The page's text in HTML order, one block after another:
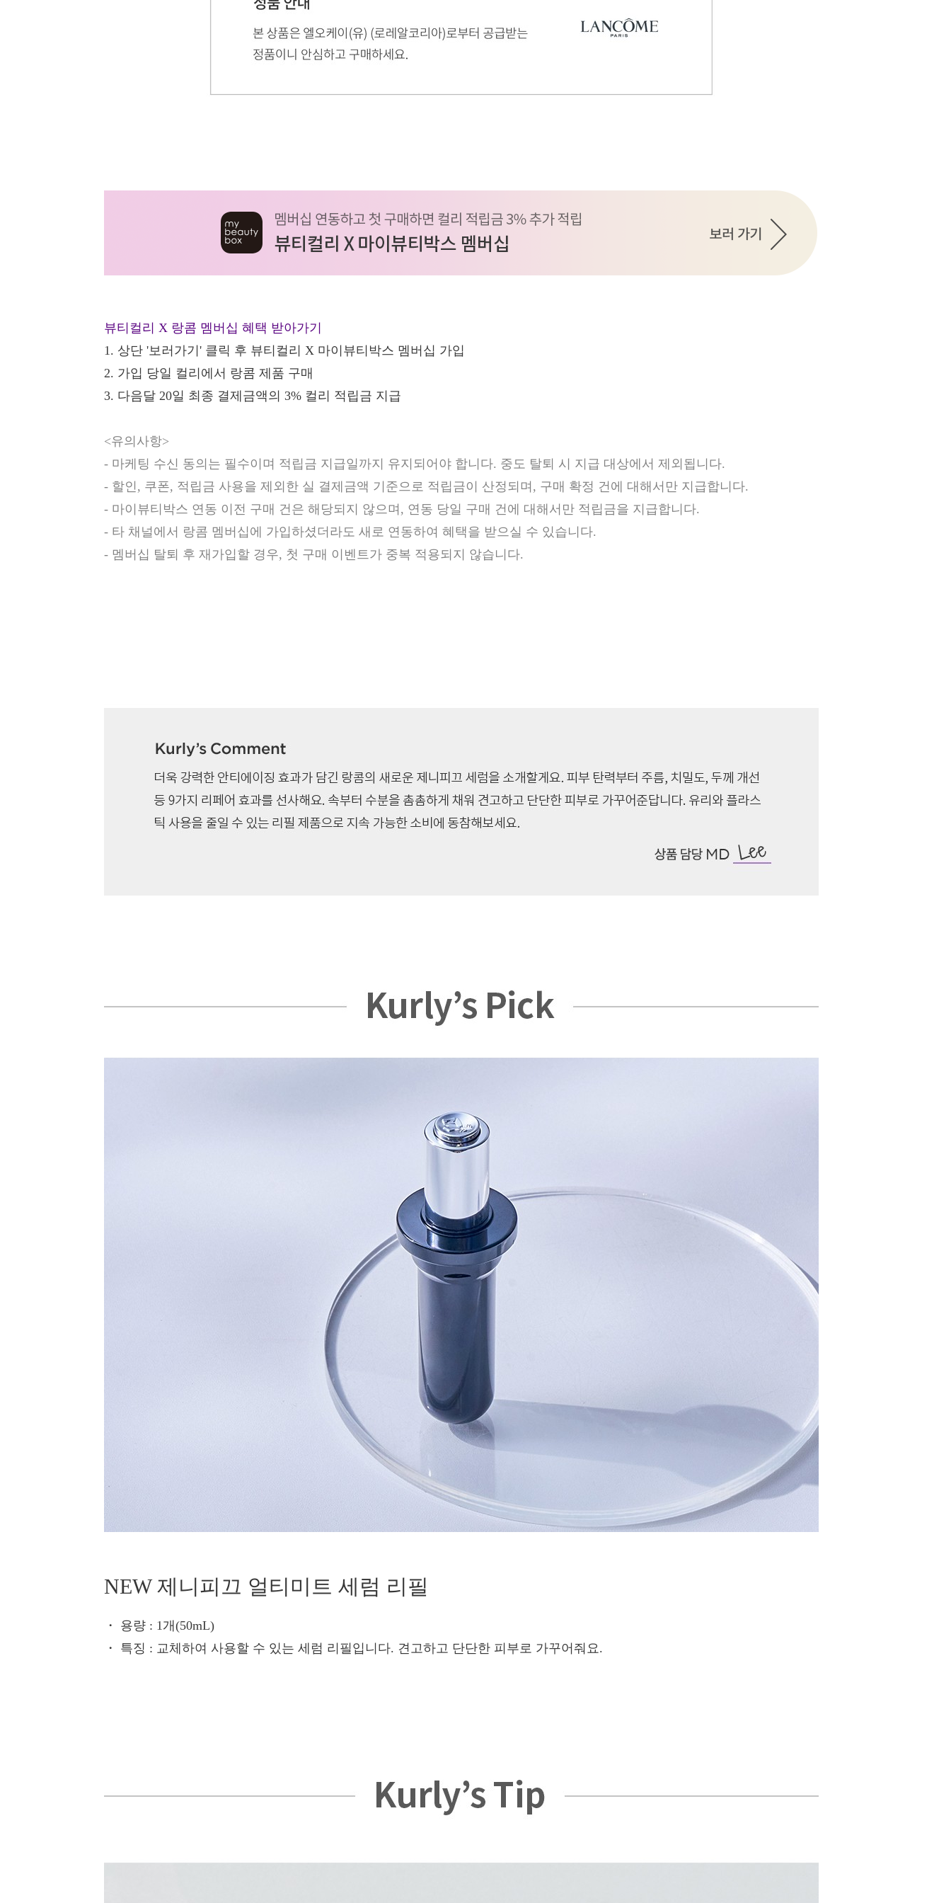
뷰티컬리 X 랑콤 멤버십 혜택 받아가기
1. 상단 '보러가기' 클릭 후 뷰티컬리 X 마이뷰티박스 멤버십 가입
2. 가입 당일 컬리에서 랑콤 제품 구매
3. 다음달 20일 최종 결제금액의 3% 컬리 적립금 지급
<유의사항>
- 마케팅 수신 동의는 필수이며 적립금 지급일까지 유지되어야 합니다. 중도 탈퇴 시 지급 대상에서 제외됩니다.
- 할인, 쿠폰, 적립금 사용을 제외한 실 결제금액 기준으로 적립금이 산정되며, 구매 확정 건에 대해서만 지급합니다.
- 마이뷰티박스 연동 이전 구매 건은 해당되지 않으며, 연동 당일 구매 건에 대해서만 적립금을 지급합니다.
- 타 채널에서 랑콤 멤버십에 가입하셨더라도 새로 연동하여 혜택을 받으실 수 있습니다.
- 멤버십 탈퇴 후 재가입할 경우, 첫 구매 이벤트가 중복 적용되지 않습니다.
NEW 제니피끄 얼티미트 세럼 리필
・ 용량 : 1개(50mL)
・ 특징 : 교체하여 사용할 수 있는 세럼 리필입니다. 견고하고 단단한 피부로 가꾸어줘요.